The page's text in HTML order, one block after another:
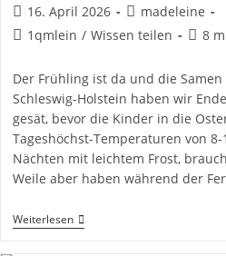
Beitrag
veröffentlicht:
16. April 2026
Beitrags-
Autor:
madeleine
Beitrags-
1qmlein / Wissen teilen 8
Der Frühling ist da und die
Schleswig-Holstein haben wir
gesät, bevor die Kinder in die
Tageshöchst-Temperaturen von
Nächten mit leichtem Frost,
Weile aber haben während der
WeiterlesenDie
Erste